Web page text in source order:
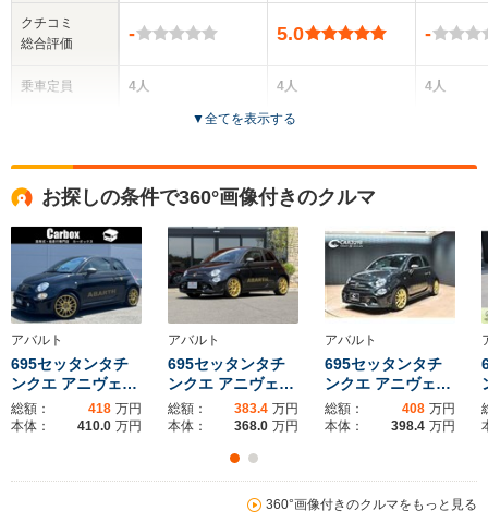
クチコミ
総合評価
乗車定員
サイズ
(全長x全幅x全高)
-
4人
1.52m
全幅
1.64m
3.66m
ホイールベース
-m
5.0
4人
3ドア
-m
全幅
-m
全長
ホイールベース
-m
-
4人
ホイー
14.2km/L
▼全てを表示する
お探しの条件で360°画像付きのクルマ
アバルト
695セッタンタチ
ンクエ アニヴェ…
総額： 418 万円
本体：
410.0 万円
アバルト
695セッタンタチ
ンクエ アニヴェ…
総額： 383.4 万円
本体：
368.0 万円
アバルト
695セッタンタチ
ンクエ アニヴェ…
総額： 408 万円
本体：
398.4 万円
360°画像付きのクルマをもっと見る